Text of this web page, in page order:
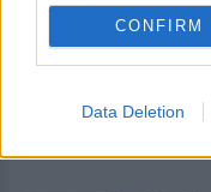
CONFIRM
Data Deletion